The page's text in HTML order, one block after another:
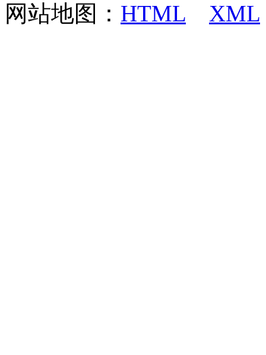
网站地图： HTML XML